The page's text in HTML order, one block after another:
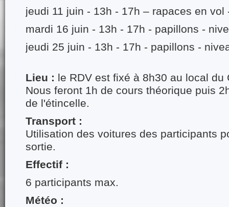
jeudi 11 juin - 13h - 17h – rapaces en vol
mardi 16 juin - 13h - 17h - papillons -
jeudi 25 juin - 13h - 17h - papillons -
Lieu : le RDV est fixé à 8h30 au local du
Nous feront 1h de cours théorique puis
de l'étincelle.
Transport :
Utilisation des voitures des participants
sortie.
Effectif :
6 participants max.
Météo :